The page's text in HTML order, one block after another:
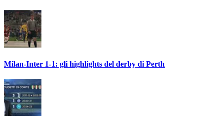
Milan-Inter 1-1: gli highlights del derby di Perth